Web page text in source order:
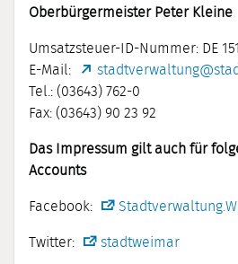
Oberbürgermeister Peter Kleine
Umsatzsteuer-ID-Nummer: DE
E-Mail:
Tel.: (03643) 762-0
Fax: (03643) 90 23 92
Das Impressum gilt auch für
Accounts
Facebook:
Twitter: stadtweimar